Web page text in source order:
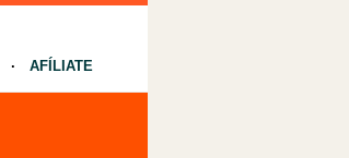
AFÍLIATE